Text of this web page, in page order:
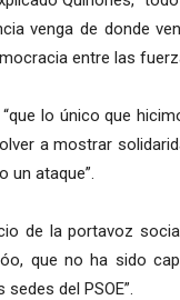
venga de donde
entre las
lo único que
a mostrar
un ataque”.
de la portavoz
que no ha sido
del PSOE”.